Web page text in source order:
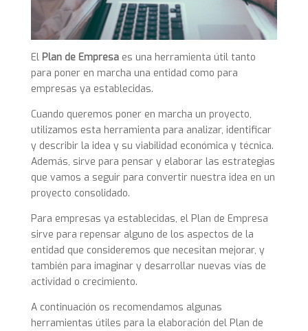
El Plan de Empresaes una herramienta útil tanto
para poner en marcha una entidad como para
empresas ya establecidas.
Cuando queremos poner en marcha un proyecto,
utilizamos esta herramienta para analizar, identificar
y describir la idea y su viabilidad económica y técnica.
Además, sirve para pensar y elaborar las estrategias
que vamos a seguir para convertir nuestra idea en un
proyecto consolidado.
Para empresas ya establecidas, el Plan de Empresa
sirve para repensar alguno de los aspectos de la
entidad que consideremos que necesitan mejorar, y
también para imaginar y desarrollar nuevas vías de
actividad o crecimiento.
A continuación os recomendamos algunas
herramientas útiles para la elaboración del Plan de